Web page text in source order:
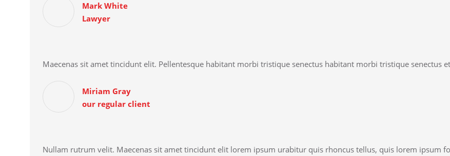
Mark White
Lawyer
Maecenas sit amet tincidunt elit. Pellentesque habitant morbi tristique senectus habitant morbi tristique senectus
Miriam Gray
our regular client
Nullam rutrum velit. Maecenas sit amet tincidunt elit lorem ipsum urabitur quis rhoncus tellus, quis lorem ipsum